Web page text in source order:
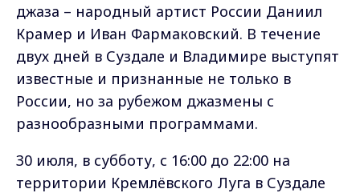
джаза – народный артист России Даниил
Крамер и Иван Фармаковский. В течение
двух дней в Суздале и Владимире выступят
известные и признанные не только в
России, но за рубежом джазмены с
разнообразными программами.
30 июля, в субботу, с 16:00 до 22:00 на
территории Кремлёвского Луга в Суздале